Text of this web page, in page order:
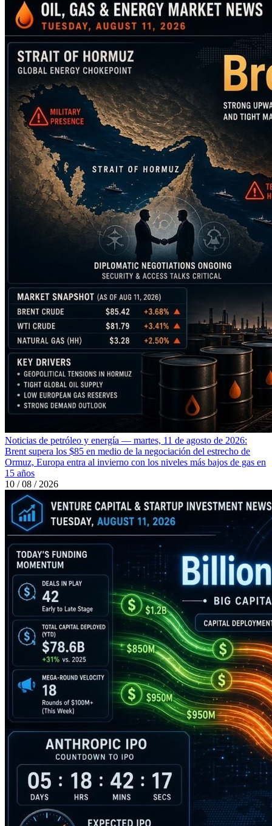
Noticias de petróleo y energía — martes, 11 de agosto de 2026:
Brent supera los $85 en medio de la negociación del estrecho de
Ormuz, Europa entra al invierno con los niveles más bajos de gas en
15 años
10 / 08 / 2026